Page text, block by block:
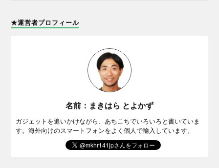
★運営者プロフィール
名前：まきはら とよかず
ガジェットを追いかけながら、あちこちでいろいろと書いていま
す。海外向けのスマートフォンをよく個人で輸入しています。